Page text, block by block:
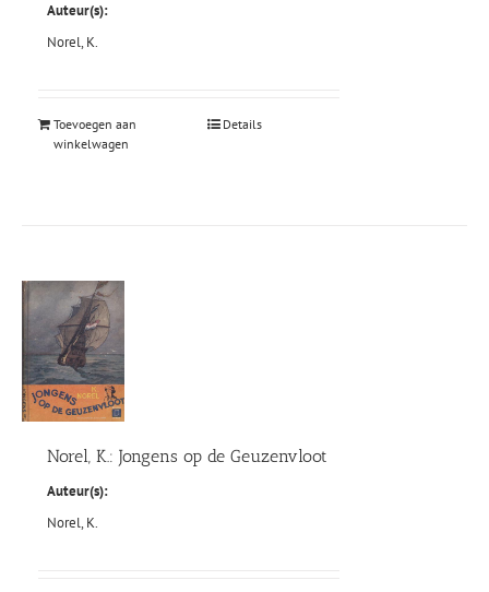
Auteur(s):
Norel, K.
Toevoegen aan
winkelwagen
Details
Norel, K.: Jongens op de Geuzenvloot
Auteur(s):
Norel, K.